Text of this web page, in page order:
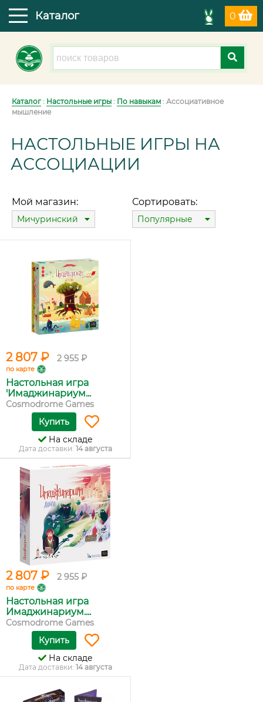
0
Каталог
Каталог: Настольные игры : По навыкам : Ассоциативное
мышление
НАСТОЛЬНЫЕ ИГРЫ НА
АССОЦИАЦИИ
Мой магазин:
Мичуринский
Сортировать:
Популярные
2 807 ₽ 2 955 ₽
по карте
Настольная игра
'Имаджинариум...
Cosmodrome Games
Купить
На складе
Дата доставки: 14 августа
2 807 ₽ 2 955 ₽
по карте
Настольная игра
Имаджинариум....
Cosmodrome Games
Купить
На складе
Дата доставки: 14 августа